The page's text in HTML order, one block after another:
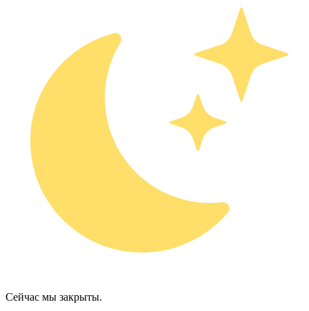
Сейчас мы закрыты.